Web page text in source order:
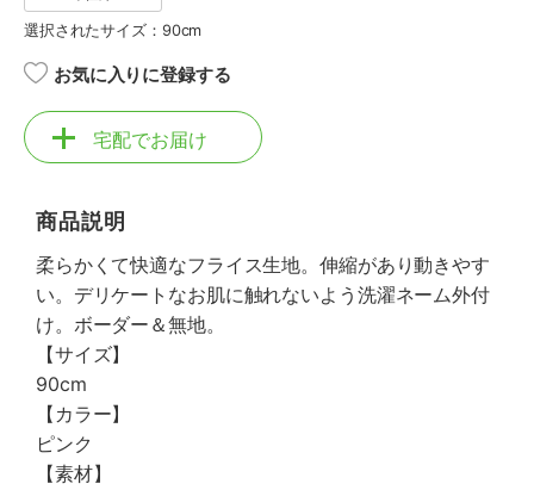
選択されたサイズ：90cm
お気に入りに登録する
宅配でお届け
商品説明
柔らかくて快適なフライス生地。伸縮があり動きやす
い。デリケートなお肌に触れないよう洗濯ネーム外付
け。ボーダー＆無地。
【サイズ】
90cm
【カラー】
ピンク
【素材】